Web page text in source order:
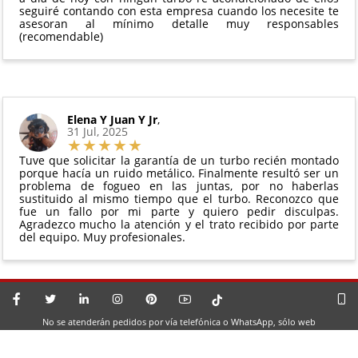
seguiré contando con esta empresa cuando los necesite te
asesoran al mínimo detalle muy responsables
(recomendable)
Elena Y Juan Y Jr,
31 Jul, 2025
Tuve que solicitar la garantía de un turbo recién montado
porque hacía un ruido metálico. Finalmente resultó ser un
problema de fogueo en las juntas, por no haberlas
sustituido al mismo tiempo que el turbo. Reconozco que
fue un fallo por mi parte y quiero pedir disculpas.
Agradezco mucho la atención y el trato recibido por parte
del equipo. Muy profesionales.
No se atenderán pedidos por vía telefónica o WhatsApp, sólo web